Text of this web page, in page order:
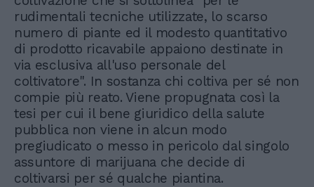
rudimentali tecniche utilizzate, lo scarso
numero di piante ed il modesto quantitativo
di prodotto ricavabile appaiono destinate in
via esclusiva all'uso personale del
coltivatore". In sostanza chi coltiva per sé non
compie più reato. Viene propugnata così la
tesi per cui il bene giuridico della salute
pubblica non viene in alcun modo
pregiudicato o messo in pericolo dal singolo
assuntore di marijuana che decide di
coltivarsi per sé qualche piantina.